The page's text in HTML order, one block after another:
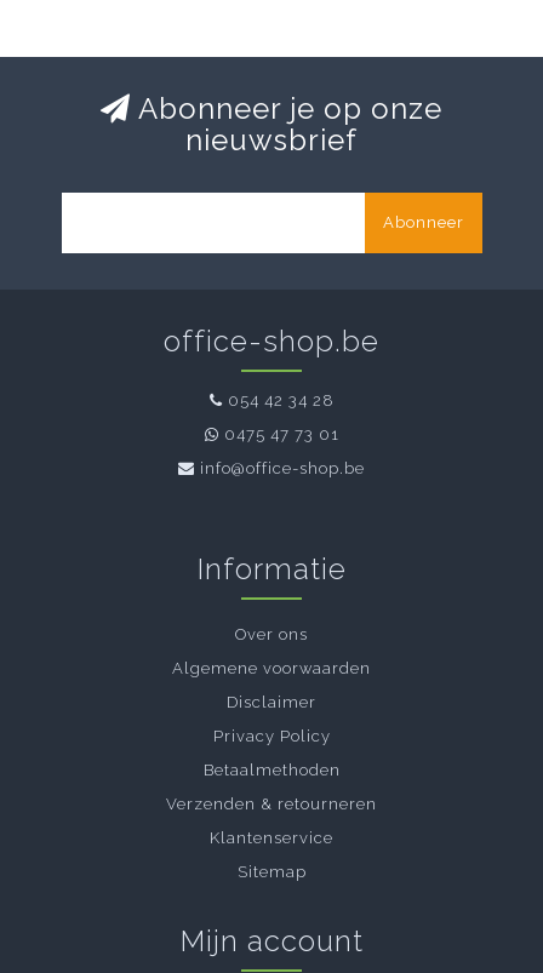
Abonneer je op onze
nieuwsbrief
Abonneer
office-shop.be
054 42 34 28
0475 47 73 01
info@office-shop.be
Informatie
Over ons
Algemene voorwaarden
Disclaimer
Privacy Policy
Betaalmethoden
Verzenden & retourneren
Klantenservice
Sitemap
Mijn account